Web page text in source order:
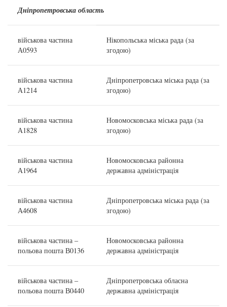
Дніпропетровська область
військова частина
А0593
Нікопольська міська рада (за
згодою)
військова частина
А1214
Дніпропетровська міська рада (за
згодою)
військова частина
А1828
Новомосковська міська рада (за
згодою)
військова частина
А1964
Новомосковська районна
державна адміністрація
військова частина
А4608
Дніпропетровська міська рада (за
згодою)
військова частина –
польова пошта В0136
Новомосковська районна
державна адміністрація
військова частина –
польова пошта В0440
Дніпропетровська обласна
державна адміністрація